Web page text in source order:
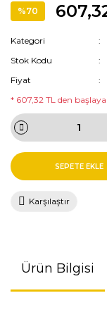
%70
Kategori
Stok Kodu
Fiyat
* 607,32 TL den
SEPETE EKLE
Karşılaştır
Ürün Bilgisi